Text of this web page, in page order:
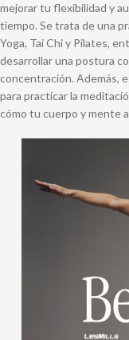
mejorar tu flexibilidad y
tiempo. Se trata de una
Yoga, Tai Chi y Pilates,
desarrollar una postura
concentración. Además,
para practicar la
cómo tu cuerpo y mente